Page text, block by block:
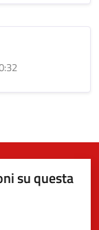
su questa